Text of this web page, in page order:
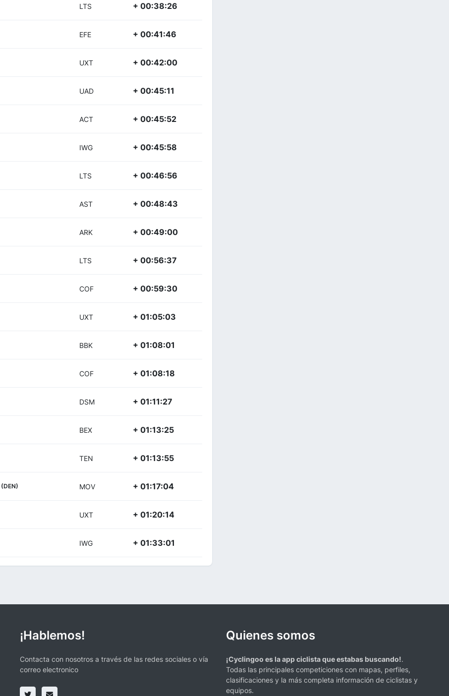
LTS + 00:38:26
EFE + 00:41:46
UXT + 00:42:00
UAD + 00:45:11
ACT + 00:45:52
IWG + 00:45:58
LTS + 00:46:56
AST + 00:48:43
ARK + 00:49:00
LTS + 00:56:37
COF + 00:59:30
UXT + 01:05:03
BBK + 01:08:01
COF + 01:08:18
DSM + 01:11:27
BEX + 01:13:25
TEN + 01:13:55
(DEN) MOV + 01:17:04
UXT + 01:20:14
IWG + 01:33:01
¡Hablemos!
Contacta con nosotros a través de las redes sociales o vía
correo electronico
Quienes somos
¡Cyclingoo es la app ciclista que estabas buscando!.
Todas las principales competiciones con mapas, perfiles,
clasificaciones y la más completa información de ciclistas y
equipos.